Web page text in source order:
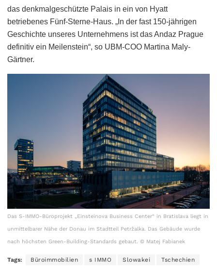
das denkmalgeschützte Palais in ein von Hyatt
betriebenes Fünf-Sterne-Haus. „In der fast 150-jährigen
Geschichte unseres Unternehmens ist das Andaz Prague
definitiv ein Meilenstein“, so UBM-COO Martina Maly-
Gärtner.
Das S-IMMO-Büroprojekt „Einsteinova Business Center“ in Bratislava liegt in
unmittelbarer Nähe der Donau im Stadtteil Petržalka. Das Gebäude wurde
nach höchsten Green-Building-Standards gebaut. © Matej Fabianek
Tags: Büroimmobilien s IMMO Slowakei Tschechien